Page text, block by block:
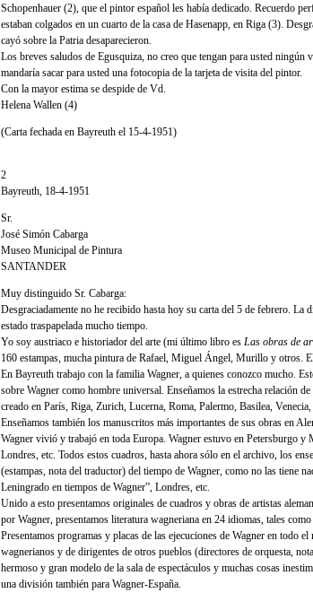
Schopenhauer (2), que el pintor español les había dedicado. Recuerdo
estaban colgados en un cuarto de la casa de Hasenapp, en Riga (3).
cayó sobre la Patria desaparecieron.
Los breves saludos de Egusquiza, no creo que tengan para usted ningún
mandaría sacar para usted una fotocopia de la tarjeta de visita del pintor.
Con la mayor estima se despide de Vd.
Helena Wallen (4)
(Carta fechada en Bayreuth el 15-4-1951)
2
Bayreuth, 18-4-1951
Sr.
José Simón Cabarga
Museo Municipal de Pintura
SANTANDER
Muy distinguido Sr. Cabarga:
Desgraciadamente no he recibido hasta hoy su carta del 5 de febrero. La
estado traspapelada mucho tiempo.
Yo soy austriaco e historiador del arte (mi último libro es Las obras de
160 estampas, mucha pintura de Rafael, Miguel Ángel, Murillo y otros.
En Bayreuth trabajo con la familia Wagner, a quienes conozco mucho.
sobre Wagner como hombre universal. Enseñamos la estrecha relación
creado en París, Riga, Zurich, Lucerna, Roma, Palermo, Basilea,
Enseñamos también los manuscritos más importantes de sus obras en
Wagner vivió y trabajó en toda Europa. Wagner estuvo en Petersburgo y
Londres, etc. Todos estos cuadros, hasta ahora sólo en el archivo, los
(estampas, nota del traductor) del tiempo de Wagner, como no las tiene
Leningrado en tiempos de Wagner”, Londres, etc.
Unido a esto presentamos originales de cuadros y obras de artistas
por Wagner, presentamos literatura wagneriana en 24 idiomas, tales
Presentamos programas y placas de las ejecuciones de Wagner en todo
wagnerianos y de dirigentes de otros pueblos (directores de orquesta,
hermoso y gran modelo de la sala de espectáculos y muchas cosas
una división también para Wagner-España.